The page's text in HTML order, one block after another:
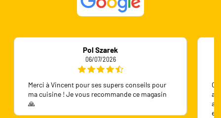
Pol Szarek
06/07/2026
Merci à Vincent pour ses supers conseils pour
ma cuisine ! Je vous recommande ce magasin
🙏